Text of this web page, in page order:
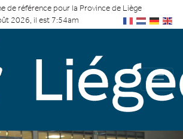
de référence pour la Province de Liège
2026, il est 7:54am